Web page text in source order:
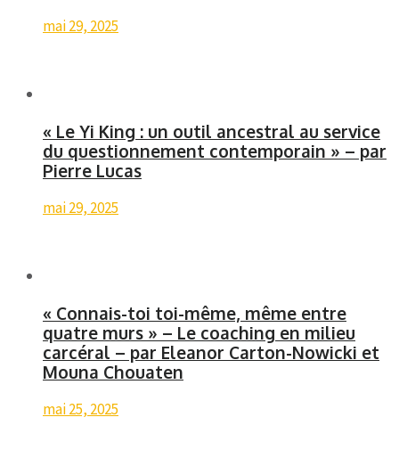
mai 29, 2025
« Le Yi King : un outil ancestral au service
du questionnement contemporain » – par
Pierre Lucas
mai 29, 2025
« Connais-toi toi-même, même entre
quatre murs » – Le coaching en milieu
carcéral – par Eleanor Carton-Nowicki et
Mouna Chouaten
mai 25, 2025